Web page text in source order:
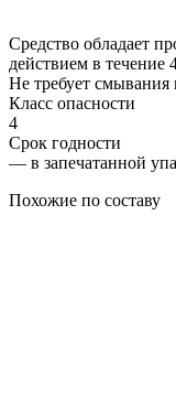
Средство обладает
действием в течение
Не требует смывания
Класс опасности
4
Срок годности
— в запечатанной
Похожие по составу